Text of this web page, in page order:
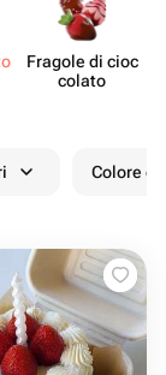
Fragole di cioc​
colato
Colore